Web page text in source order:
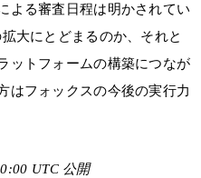
よる審査日程は明かされてい
大にとどまるのか、それと
ットフォームの構築につなが
はフォックスの今後の実行力
UTC 公開